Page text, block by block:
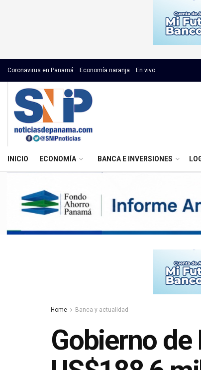
Coronavirus en Panamá Economía naranja En vivo
INICIO ECONOMÍA BANCA E INVERSIONES
Home Banca y actualidad
Gobierno